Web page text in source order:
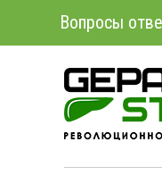
Вопросы